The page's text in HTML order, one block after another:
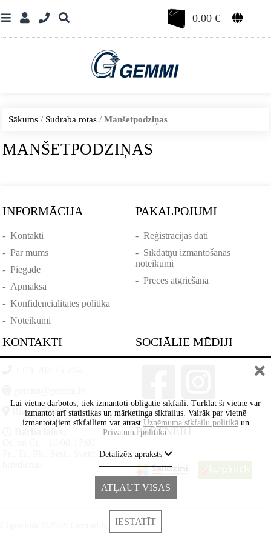
0.00€
Sākums / Sudraba rotas /Manšetpodziņas
MANŠETPODZIŅAS
INFORMĀCIJA
-Kontakti
-Par mums
-Piegāde
- Apmaksa
-Konfidencialitātes politika
-Noteikumi
PAKALPOJUMI
- Reģistrācijas dati
- Sīkdatņu izmantošanas
noteikumi
- Preces atgriešana
KONTAKTI
Rīga, Lāčplēšā iela 88
Pr., Tr., Pk., Sest., Svētd. -
SOCIĀLIE MĒDIJI
PARTNERI
Lai vietne darbotos, tiek izmantoti obligātie sīkfaili. Turklāt šī vietne var
izmantot arī statistikas un mārketinga sīkfailus. Vairāk par vietnē
izmantotajiem sīkfailiem var atrast Uzņēmuma sīkfailu politikāun
Privātuma politikā.
Detalizēts apraksts
ATĻAUT VISAS
IESTATĪT